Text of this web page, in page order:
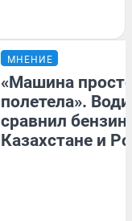
МНЕНИЕ
«Машина
полетела».
сравнил бензин
Казахстане и